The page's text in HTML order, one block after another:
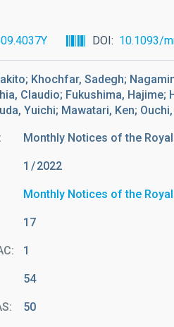
DOI 10.1093/
Khochfar, Sadegh;
Claudio; Fukushima,
Yuichi; Mawatari, Ken;
Monthly Notices of the
1 2022
Monthly Notices of the
17
1
54
50